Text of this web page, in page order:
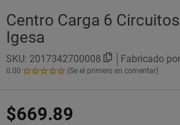
Centro Carga 6
Igesa
SKU: 2017342700008 Fabricado
0.00
0.00
Estrellas!
(Se el primero en comentar)
$669.89